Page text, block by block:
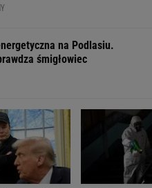
na Podlasiu.
śmigłowiec